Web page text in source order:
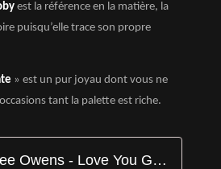
est la référence en la matière, la
puisqu’elle trace son propre
» est un pur joyau dont vous ne
tant la palette est riche.
Kelly Lee Owens - Love You Got (Official)